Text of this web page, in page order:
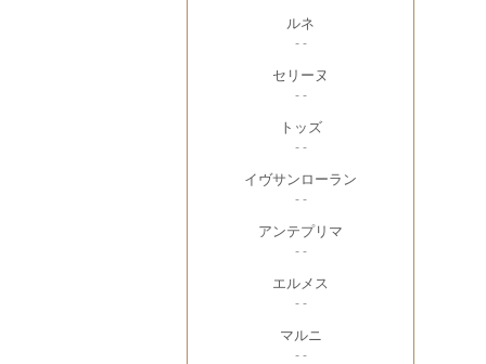
ルネ
- -
セリーヌ
- -
トッズ
- -
イヴサンローラン
- -
アンテプリマ
- -
エルメス
- -
マルニ
- -